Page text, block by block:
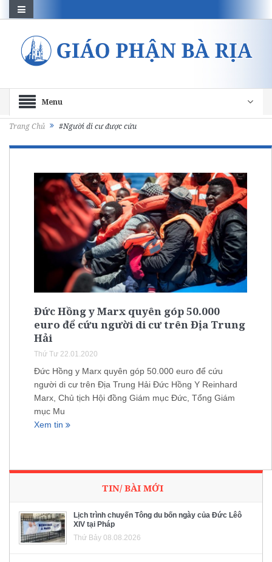
Menu
Trang Chủ #Người di cư được cứu
Đức Hồng y Marx quyên góp 50.000
euro để cứu người di cư trên Địa Trung
Hải
Thứ Tư 22.01.2020
Đức Hồng y Marx quyên góp 50.000 euro để cứu
người di cư trên Địa Trung Hải Đức Hồng Y Reinhard
Marx, Chủ tịch Hội đồng Giám mục Đức, Tổng Giám
mục Mu
Xem tin
TIN/ BÀI MỚI
Lịch trình chuyến Tông du bốn ngày của Đức Lêô
XIV tại Pháp
Thứ Bảy 08.08.2026